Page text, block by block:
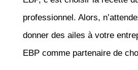
professionnel. Alors,
donner des ailes à votre
EBP comme partenaire de